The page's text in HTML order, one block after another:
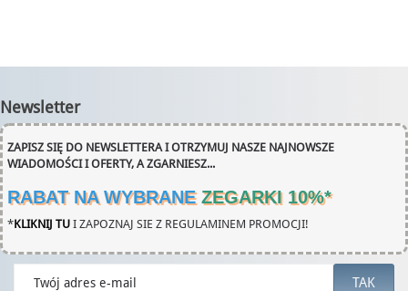
Newsletter
ZAPISZ SIĘ DO NEWSLETTERA I OTRZYMUJ NASZE NAJNOWSZE
WIADOMOŚCI I OFERTY, A ZGARNIESZ...
RABAT NA WYBRANE ZEGARKI 10%*
*KLIKNIJ TU I ZAPOZNAJ SIE Z REGULAMINEM PROMOCJI!